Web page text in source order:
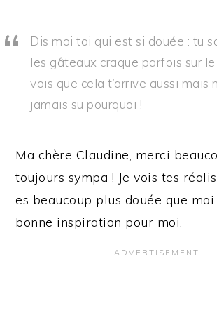
Dis moi toi qui est si douée : tu
les gâteaux craque parfois sur le
vois que cela t’arrive aussi mais
jamais su pourquoi !
Ma chère Claudine, merci
toujours sympa ! Je vois tes
es beaucoup plus douée que moi
bonne inspiration pour moi.